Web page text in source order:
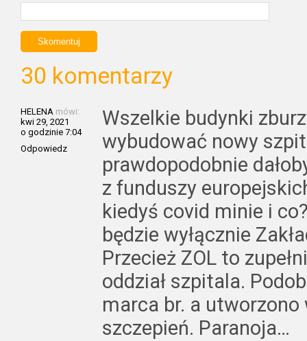
30 komentarzy
HELENA mówi:
kwi 29, 2021
o godzinie 7:04
Odpowiedz
Wszelkie budynki
wybudować nowy
prawdopodobnie
z funduszy
kiedyś covid minie i
będzie wyłącznie
Przecież ZOL to
oddział szpitala.
marca br. a
szczepień. Paranoja…